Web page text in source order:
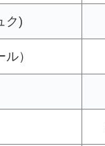
ク)
）